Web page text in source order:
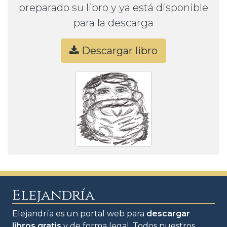
preparado su libro y ya está disponible
para la descarga
Descargar libro
Elejandría
Elejandría es un portal web para descargar